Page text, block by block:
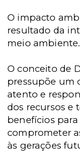
O impacto
resultado da
meio ambiente.
O conceito de
pressupõe um
atento e
dos recursos e
benefícios
comprometer
às gerações